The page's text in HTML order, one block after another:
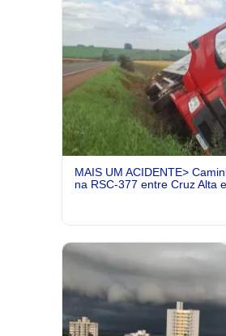
MAIS UM ACIDENTE>
na RSC-377 entre Cruz Alta